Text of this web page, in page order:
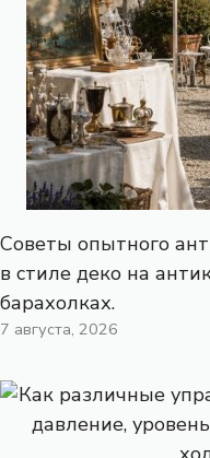
Советы опытного
в стиле деко на
барахолках.
7 августа, 2026